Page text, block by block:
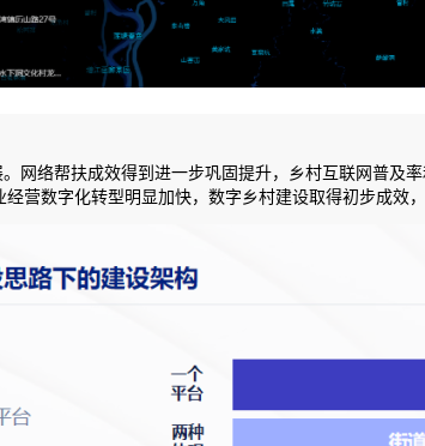
网络帮扶成效得到进一步巩固提升，乡村互联网普及
营数字化转型明显加快，数字乡村建设取得初步成效